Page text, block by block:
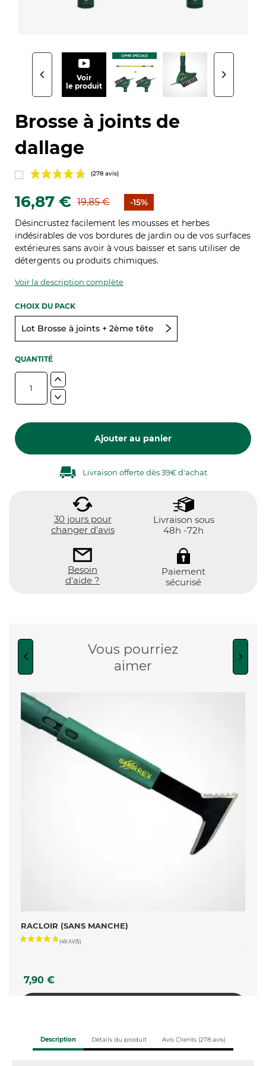
Voir
le produit
Brosse à joints de
dallage
(278 avis)
16,87 € 19,85 €
-15%
Désincrustez facilement les mousses et herbes
indésirables de vos bordures de jardin ou de vos surfaces
extérieures sans avoir à vous baisser et sans utiliser de
détergents ou produits chimiques.
Voir la description complète
CHOIX DU PACK
Lot Brosse à joints + 2ème tête
QUANTITÉ
Ajouter au panier
Livraison offerte dès 39€ d'achat
30 jours pour
changer d'avis
Livraison sous
48h -72h
Besoin
d'aide ?
Paiement
sécurisé
Vous pourriez
aimer
RACLOIR (SANS MANCHE)
Prix
7,90 €
Description Détails du produit Avis Clients (278 avis)